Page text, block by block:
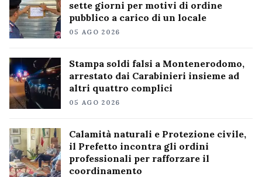
sette giorni per motivi di ordine
pubblico a carico di un locale
05 AGO 2026
Stampa soldi falsi a Montenerodomo,
arrestato dai Carabinieri insieme ad
altri quattro complici
05 AGO 2026
Calamità naturali e Protezione civile,
il Prefetto incontra gli ordini
professionali per rafforzare il
coordinamento